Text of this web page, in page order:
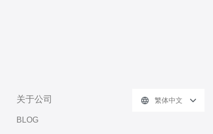
关于公司
BLOG
繁体中文